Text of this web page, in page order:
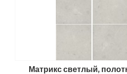
Матрикс светлый,